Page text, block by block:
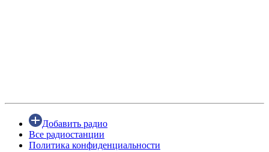
Добавить радио
Все радиостанции
Политика конфиденциальности